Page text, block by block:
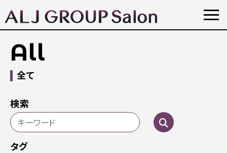
All
全て
検索
タグ